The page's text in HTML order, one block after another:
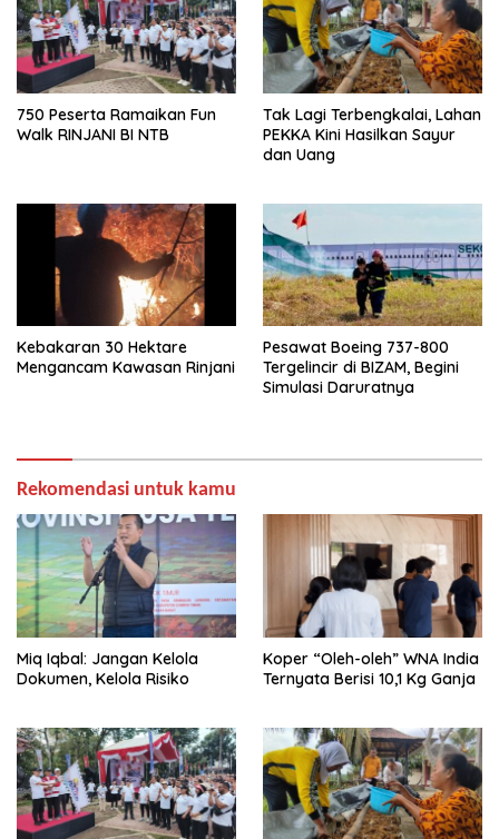
750 Peserta Ramaikan Fun
Walk RINJANI BI NTB
Tak Lagi Terbengkalai, Lahan
PEKKA Kini Hasilkan Sayur
dan Uang
Kebakaran 30 Hektare
Mengancam Kawasan Rinjani
Pesawat Boeing 737-800
Tergelincir di BIZAM, Begini
Simulasi Daruratnya
Rekomendasi untuk kamu
Miq Iqbal: Jangan Kelola
Dokumen, Kelola Risiko
Koper “Oleh-oleh” WNA India
Ternyata Berisi 10,1 Kg Ganja